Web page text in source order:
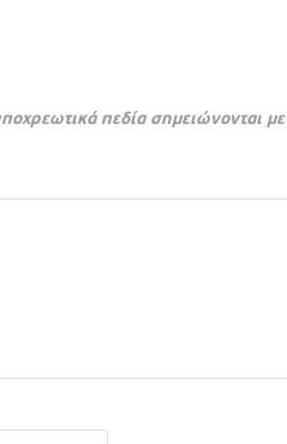
πεδία σημειώνονται με